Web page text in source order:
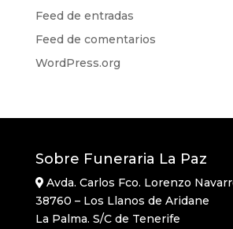
Feed de entradas
Feed de comentarios
WordPress.org
Sobre Funeraria La Paz
Avda. Carlos Fco. Lorenzo
38760 – Los Llanos de Aridane
La Palma. S/C de Tenerife